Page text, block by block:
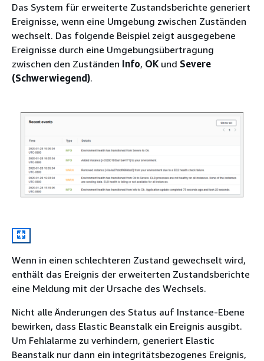
Das System für erweiterte Zustandsberichte generiert
Ereignisse, wenn eine Umgebung zwischen Zuständen
wechselt. Das folgende Beispiel zeigt ausgegebene
Ereignisse durch eine Umgebungsübertragung
zwischen den Zuständen Info, OKund Severe
(Schwerwiegend).
Wenn in einen schlechteren Zustand gewechselt wird,
enthält das Ereignis der erweiterten Zustandsberichte
eine Meldung mit der Ursache des Wechsels.
Nicht alle Änderungen des Status auf Instance-Ebene
bewirken, dass Elastic Beanstalk ein Ereignis ausgibt.
Um Fehlalarme zu verhindern, generiert Elastic
Beanstalk nur dann ein integritätsbezogenes Ereignis,